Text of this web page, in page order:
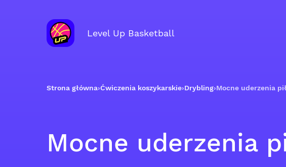
Level Up Basketball
Strona główna›Ćwiczenia koszykarskie›Drybling›Mocne uderzenia
Mocne uderzenia